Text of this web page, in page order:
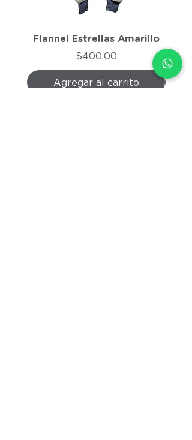
Flannel Estrellas Amarillo
Precio
$400.00
Agregar al carrito